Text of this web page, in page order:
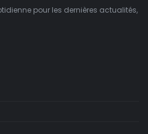
pour les dernières actualités,